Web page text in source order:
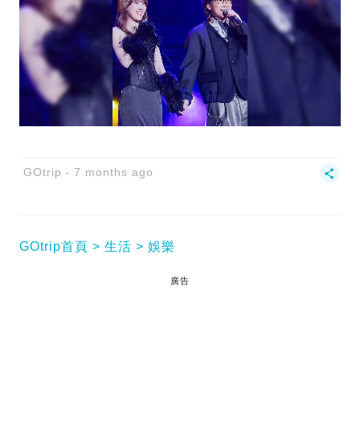
GOtrip 7 months ago
GOtrip首頁 生活 娛樂
廣告